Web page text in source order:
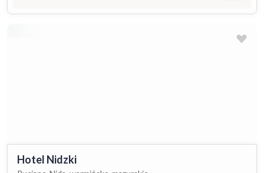
Hotel Nidzki